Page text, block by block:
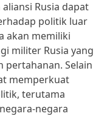
Rusia dapat
politik luar
akan memiliki
militer Rusia yang
pertahanan. Selain
memperkuat
terutama
negara